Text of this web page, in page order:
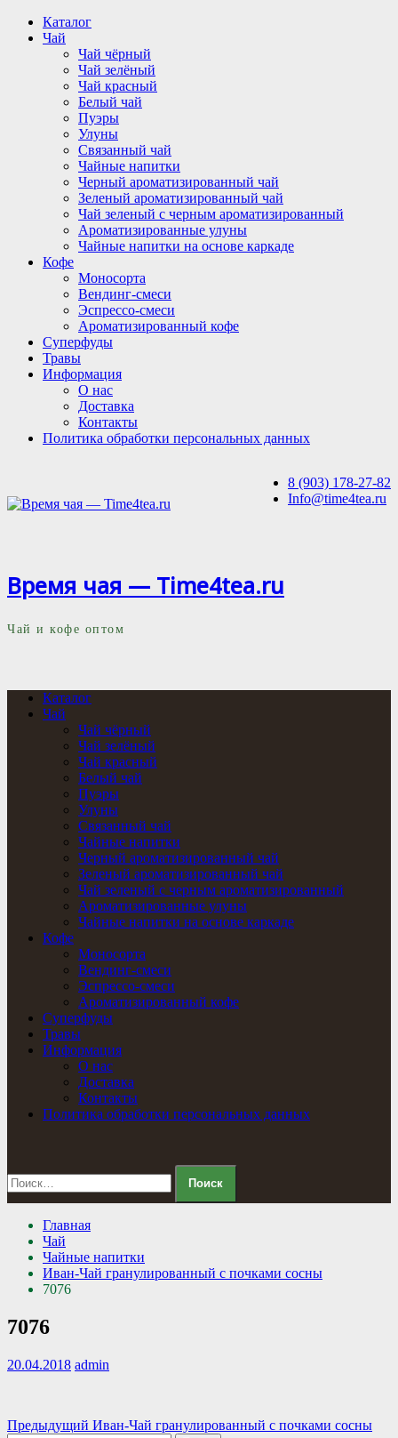
Перейти
содержимому
Каталог
Чай
Чай чёрный
Чай зелёный
Чай красный
Белый чай
Пуэры
Улуны
Связанный чай
Чайные напитки
Черный ароматизированный чай
Зеленый ароматизированный чай
Чай зеленый с черным ароматизированный
Ароматизированные улуны
Чайные напитки на основе каркаде
Кофе
Моносорта
Вендинг-смеси
Эспрессо-смеси
Ароматизированный кофе
Суперфуды
Травы
Информация
О нас
Доставка
Контакты
Политика обработки персональных данных
8 (903) 178-27-82
Info@time4tea.ru
Время чая — Time4tea.ru
Чай и кофе оптом
Каталог
Чай
Чай чёрный
Чай зелёный
Чай красный
Белый чай
Пуэры
Улуны
Связанный чай
Чайные напитки
Черный ароматизированный чай
Зеленый ароматизированный чай
Чай зеленый с черным ароматизированный
Ароматизированные улуны
Чайные напитки на основе каркаде
Кофе
Моносорта
Вендинг-смеси
Эспрессо-смеси
Ароматизированный кофе
Суперфуды
Травы
Информация
О нас
Доставка
Контакты
Политика обработки персональных данных
Найти:
Главная
Чай
Чайные напитки
Иван-Чай гранулированный с почками сосны
7076
7076
20.04.2018 admin
Навигация
Предыдущий Предыдущая
Иван-Чай гранулированный с почками сосны